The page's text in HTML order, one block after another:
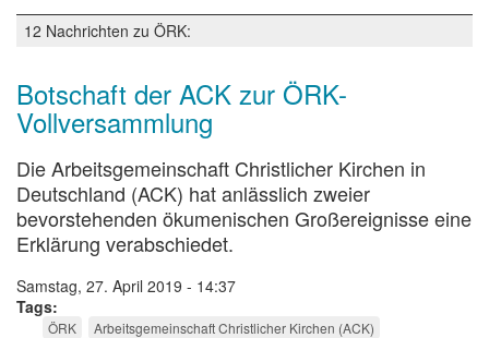
Busan
12 Nachrichten zu ÖRK:
Botschaft der ACK zur ÖRK-
Vollversammlung
Die Arbeitsgemeinschaft Christlicher Kirchen in
Deutschland (ACK) hat anlässlich zweier
bevorstehenden ökumenischen Großereignisse eine
Erklärung verabschiedet.
Samstag, 27. April 2019 - 14:37
Tags
ÖRK
Arbeitsgemeinschaft Christlicher Kirchen (ACK)